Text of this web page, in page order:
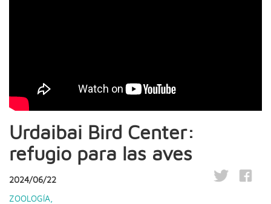
Urdaibai Bird Center:
refugio para las aves
2024/06/22
ZOOLOGÍA